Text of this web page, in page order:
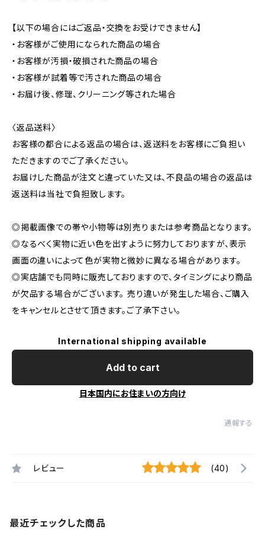
【以下の場合にはご返品・交換をお受けできません】
・お客様がご使用になられた商品の場合
・お客様が汚損・破損された商品の場合
・お客様が試着等で汚された商品の場合
・お届け後、修理、クリーニング等された場合
〈返品送料〉
お客様の都合による返品の場合は、返送料をお客様にご負担い
ただきますのでご了承ください。
お届けした商品が注文と違っていた又は、不良品の場合の返品は
返送料は当社で負担致します。
◎掲載画像での帯や小物等は別売りまたは参考商品となります。
◎なるべく実物に近い色を出すように努力しておりますが、表示
画面の違いによって色が実物と微妙に異なる場合があります。
◎実店舗でも同時に販売しておりますので、タイミングにより商品
が欠品する場合がございます。 売り違いが発生した場合、ご購入
をキャンセルとさせて頂きます。ご了承下さい。
International shipping available
Add to cart
日本国内にお住まいの方向け
通報する
レビュー (40)
最近チェックした商品